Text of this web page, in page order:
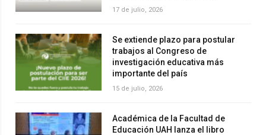
17 de julio, 2026
Se extiende plazo para postular
trabajos al Congreso de
investigación educativa más
importante del país
15 de julio, 2026
Académica de la Facultad de
Educación UAH lanza el libro